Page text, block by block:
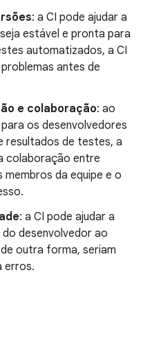
: a CI pode ajudar a
estável e pronta para
automatizados, a CI
antes de
e colaboração: ao
os desenvolvedores
resultados de testes, a
colaboração entre
da equipe e o
: a CI pode ajudar a
desenvolvedor ao
outra forma, seriam
erros.